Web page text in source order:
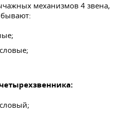
механизмов 4 звена,